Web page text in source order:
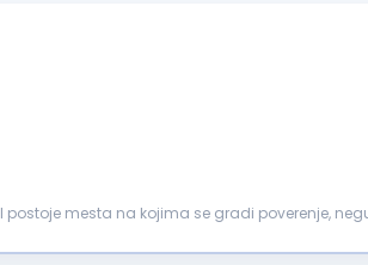
postoje mesta na kojima se gradi poverenje,